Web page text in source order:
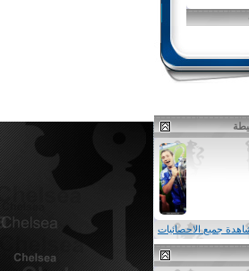
جميع الاحصائيات